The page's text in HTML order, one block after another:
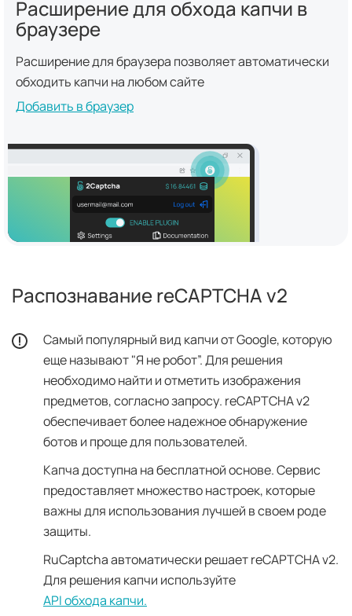
Расширение для обхода капчи в
браузере
Расширение для браузера позволяет автоматически
обходить капчи на любом сайте
Добавить в браузер
Распознавание reCAPTCHA v2
Самый популярный вид капчи от Google, которую
еще называют "Я не робот”. Для решения
необходимо найти и отметить изображения
предметов, согласно запросу. reCAPTCHA v2
обеспечивает более надежное обнаружение
ботов и проще для пользователей.
Капча доступна на бесплатной основе. Сервис
предоставляет множество настроек, которые
важны для использования лучшей в своем роде
защиты.
RuCaptcha автоматически решает reCAPTCHA v2.
Для решения капчи используйте
API обхода капчи.